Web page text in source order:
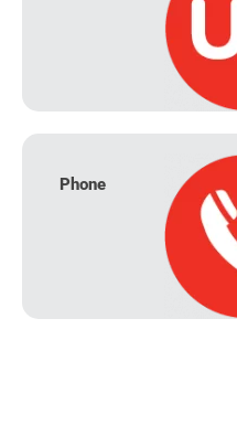
Phone